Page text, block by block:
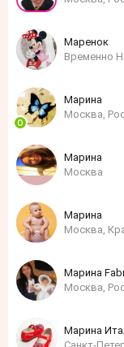
Маренок
Временно
Марина
Москва,
Марина
Москва
Марина
Москва,
Марина
Москва,
Марина